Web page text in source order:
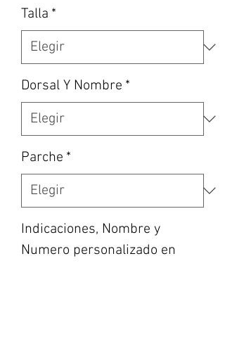
Talla *
Dorsal Y Nombre *
Parche *
Indicaciones, Nombre y
Numero personalizado en